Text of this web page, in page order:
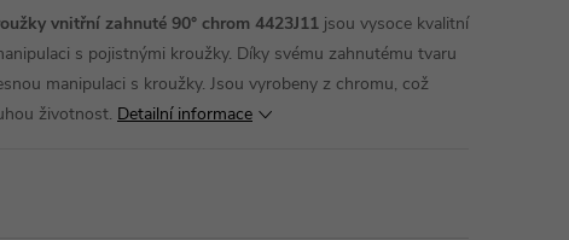
vnitřní zahnuté 90° chrom 4423J11 jsou vysoce kvalitní
s pojistnými kroužky. Díky svému zahnutému tvaru
manipulaci s kroužky. Jsou vyrobeny z chromu, což
životnost. Detailní informace